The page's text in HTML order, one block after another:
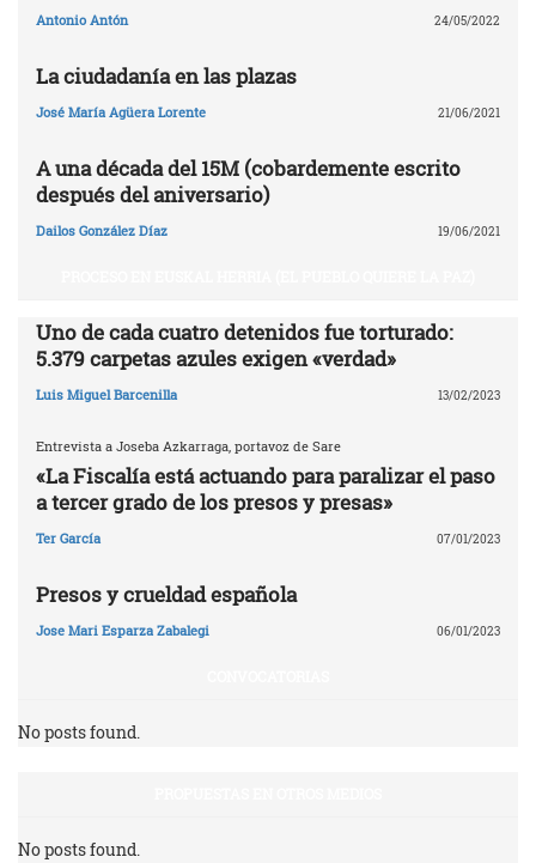
Antonio Antón 24/05/2022
La ciudadanía en las plazas
José María Agüera Lorente 21/06/2021
A una década del 15M (cobardemente escrito
después del aniversario)
Dailos González Díaz 19/06/2021
Uno de cada cuatro detenidos fue torturado:
5.379 carpetas azules exigen «verdad»
Luis Miguel Barcenilla 13/02/2023
Entrevista a Joseba Azkarraga, portavoz de Sare
«La Fiscalía está actuando para paralizar el paso
a tercer grado de los presos y presas»
Ter García 07/01/2023
Presos y crueldad española
Jose Mari Esparza Zabalegi 06/01/2023
No posts found.
No posts found.